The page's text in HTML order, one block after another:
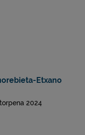
Etxano
2024